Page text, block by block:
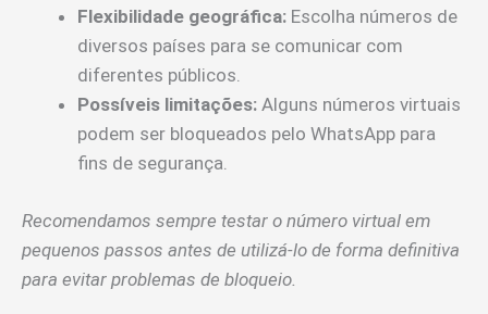
Flexibilidade geográfica: Escolha números de
diversos países para se comunicar com
diferentes públicos.
Possíveis limitações: Alguns números virtuais
podem ser bloqueados pelo WhatsApp para
fins de segurança.
Recomendamos sempre testar o número virtual em
pequenos passos antes de utilizá-lo de forma definitiva
para evitar problemas de bloqueio.